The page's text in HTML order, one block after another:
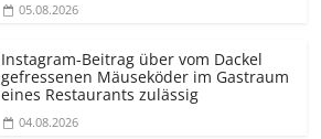
05.08.2026
Instagram-Beitrag über vom Dackel
gefressenen Mäuseköder im Gastraum
eines Restaurants zulässig
04.08.2026